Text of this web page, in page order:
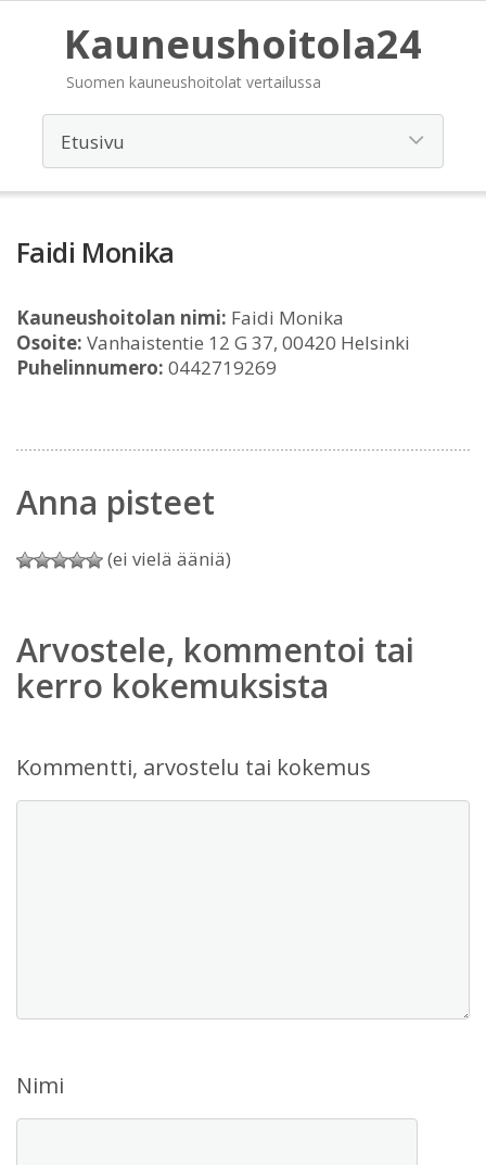
Kauneushoitola24
Suomen kauneushoitolat vertailussa
Faidi Monika
Kauneushoitolan nimi: Faidi Monika
Osoite: Vanhaistentie 12 G 37, 00420 Helsinki
Puhelinnumero: 0442719269
Anna pisteet
(ei vielä ääniä)
Arvostele, kommentoi tai
kerro kokemuksista
Kommentti, arvostelu tai kokemus
Nimi